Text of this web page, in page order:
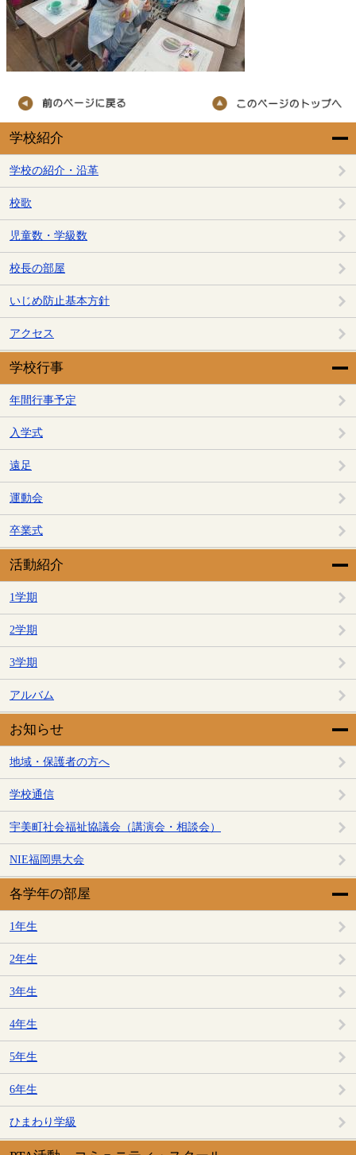
学校紹介
学校の紹介・沿革
校歌
児童数・学級数
校長の部屋
いじめ防止基本方針
アクセス
学校行事
年間行事予定
入学式
遠足
運動会
卒業式
活動紹介
1学期
2学期
3学期
アルバム
お知らせ
地域・保護者の方へ
学校通信
宇美町社会福祉協議会（講演会・相談会）
NIE福岡県大会
各学年の部屋
1年生
2年生
3年生
4年生
5年生
6年生
ひまわり学級